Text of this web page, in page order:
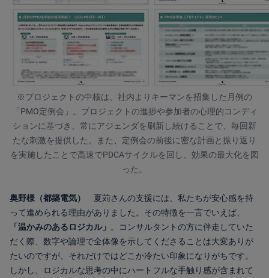
※プロジェクトの中核は、社内よりキーマンを招集した月例の
「PMO定例会」。プロジェクトの進捗や参加者の心理的コンディ
ションに基づき、常にアジェンダを刷新し続けることで、毎回新
たな刺激を提供した。また、定例会の前後に密な計画と振り返り
を実施したことで高速でPDCAサイクルを回し、効果の最大化を図
った。
奥野様（都築電気）
夏苅さんの支援には、私たちが安心感を持
って進められる理由がありました。その特徴を一言でいえば、
「温かみのあるロジカル」 。コンサルタントの方に伴走していた
だく際、数字や論理で全体像を示してくださることは大変ありが
たいのですが、それだけではどこか冷たい印象になりがちです。
しかし、ロジカルな思考の中にハートフルな手触り感が含まれて